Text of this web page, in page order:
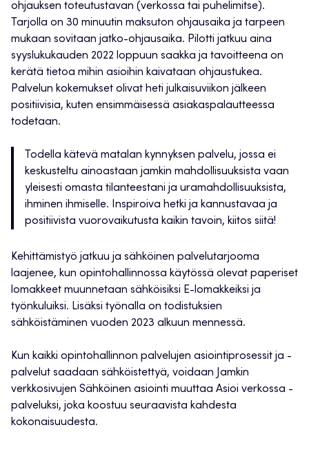
ohjauksen toteutustavan (verkossa tai puhelimitse).
Tarjolla on 30 minuutin maksuton ohjausaika ja tarpeen
mukaan sovitaan jatko-ohjausaika. Pilotti jatkuu aina
syyslukukauden 2022 loppuun saakka ja tavoitteena on
kerätä tietoa mihin asioihin kaivataan ohjaustukea.
Palvelun kokemukset olivat heti julkaisuviikon jälkeen
positiivisia, kuten ensimmäisessä asiakaspalautteessa
todetaan.
Todella kätevä matalan kynnyksen palvelu, jossa ei
keskusteltu ainoastaan jamkin mahdollisuuksista vaan
yleisesti omasta tilanteestani ja uramahdollisuuksista,
ihminen ihmiselle. Inspiroiva hetki ja kannustavaa ja
positiivista vuorovaikutusta kaikin tavoin, kiitos siitä!
Kehittämistyö jatkuu ja sähköinen palvelutarjooma
laajenee, kun opintohallinnossa käytössä olevat paperiset
lomakkeet muunnetaan sähköisiksi E-lomakkeiksi ja
työnkuluiksi. Lisäksi työnalla on todistuksien
sähköistäminen vuoden 2023 alkuun mennessä.
Kun kaikki opintohallinnon palvelujen asiointiprosessit ja -
palvelut saadaan sähköistettyä, voidaan Jamkin
verkkosivujen Sähköinen asiointi muuttaa Asioi verkossa -
palveluksi, joka koostuu seuraavista kahdesta
kokonaisuudesta.